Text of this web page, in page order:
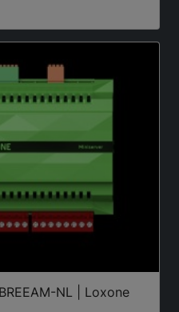
NL | Loxone